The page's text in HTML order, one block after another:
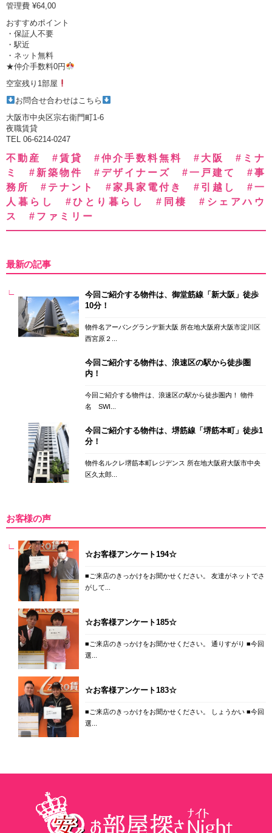
管理費 ¥64,00
おすすめポイント
・保証人不要
・駅近
・ネット無料
★仲介手数料0円
空室残り1部屋
お問合せ合わせはこちら
大阪市中央区宗右衛門町1-6
夜職賃貸
TEL 06-6214-0247
不動産 #賃貸 #仲介手数料無料 #大阪 #ミナ
ミ #新築物件 #デザイナーズ #一戸建て #事
務所 #テナント #家具家電付き #引越し #一
人暮らし #ひとり暮らし #同棲 #シェアハウ
ス #ファミリー
最新の記事
今回ご紹介する物件は、御堂筋線「新大阪」徒歩
10分！
物件名アーバングランデ新大阪 所在地大阪府大阪市淀川区
西宮原２...
今回ご紹介する物件は、浪速区の駅から徒歩圏
内！
今回ご紹介する物件は、浪速区の駅から徒歩圏内！ 物件
名 SWI...
今回ご紹介する物件は、堺筋線「堺筋本町」徒歩1
分！
物件名ルクレ堺筋本町レジデンス 所在地大阪府大阪市中央
区久太郎...
お客様の声
☆お客様アンケート194☆
■ご来店のきっかけをお聞かせください。 友達がネットでさ
がして...
☆お客様アンケート185☆
■ご来店のきっかけをお聞かせください。 通りすがり ■今回
選...
☆お客様アンケート183☆
■ご来店のきっかけをお聞かせください。 しょうかい ■今回
選...